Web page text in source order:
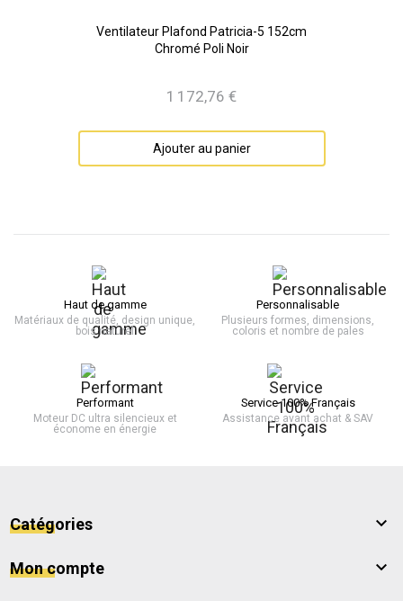
Ventilateur Plafond Patricia-5 152cm
Chromé Poli Noir
Prix
1 172,76 €
Ajouter au panier
Haut de gamme
Matériaux de qualité, design unique,
bois naturel
Personnalisable
Plusieurs formes, dimensions,
coloris et nombre de pales
Performant
Moteur DC ultra silencieux et
économe en énergie
Service 100% Français
Assistance avant achat & SAV
Catégories 
Mon compte 